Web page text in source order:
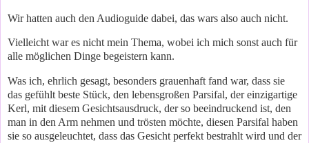
Wir hatten auch den Audioguide dabei, das wars also auch nicht.
Vielleicht war es nicht mein Thema, wobei ich mich sonst auch für
alle möglichen Dinge begeistern kann.
Was ich, ehrlich gesagt, besonders grauenhaft fand war, dass sie
das gefühlt beste Stück, den lebensgroßen Parsifal, der einzigartige
Kerl, mit diesem Gesichtsausdruck, der so beeindruckend ist, den
man in den Arm nehmen und trösten möchte, diesen Parsifal haben
sie so ausgeleuchtet, dass das Gesicht perfekt bestrahlt wird und der